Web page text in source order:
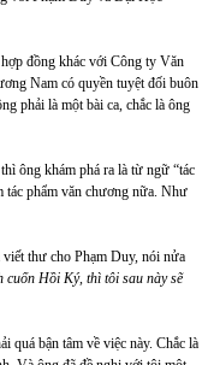
đồng khác với Công ty Văn
Nam có quyền tuyệt đối buôn
phải là một bài ca, chắc là ông
ông khám phá ra là từ ngữ “tác
tác phẩm văn chương nữa. Như
thư cho Phạm Duy, nói nửa
cuốn Hồi Ký, thì tôi sau này sẽ
quá bận tâm về việc này. Chắc là